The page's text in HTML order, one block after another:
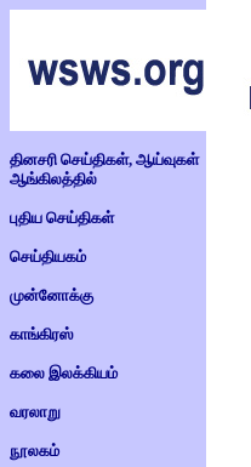
தினசரி செய்திகள், ஆய்வுகள்
ஆங்கிலத்தில்
புதிய செய்திகள்
செய்தியகம்
முன்னோக்கு
காங்கிரஸ்
கலை இலக்கியம்
வரலாறு
நூலகம்